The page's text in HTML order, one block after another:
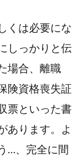
くは必要にな
しっかりと伝
場合、離職
険資格喪失証
票といった書
あります。よ
…、完全に間